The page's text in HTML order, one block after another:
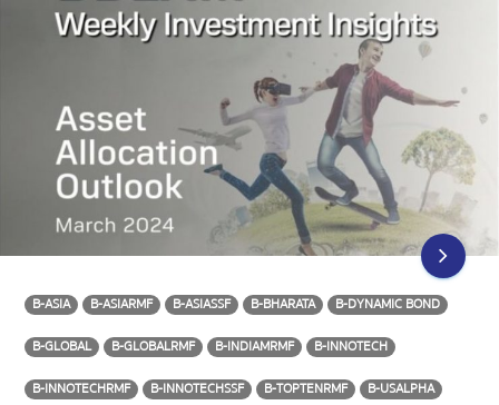
B-ASIA B-ASIARMF B-ASIASSF B-BHARATA
B-DYNAMIC BOND
B-GLOBAL
B-GLOBALRMF B-INDIAMRMF
B-INNOTECH
B-INNOTECHRMF
B-INNOTECHSSF B-TOPTENRMF
B-USALPHA